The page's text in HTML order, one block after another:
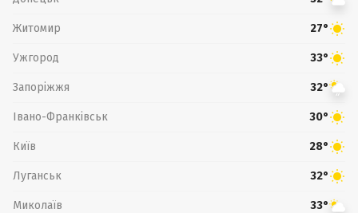
Житомир 27°
Ужгород 33°
Запоріжжя 32°
Івано-Франківськ 30°
Київ 28°
Луганськ 32°
Миколаїв 33°